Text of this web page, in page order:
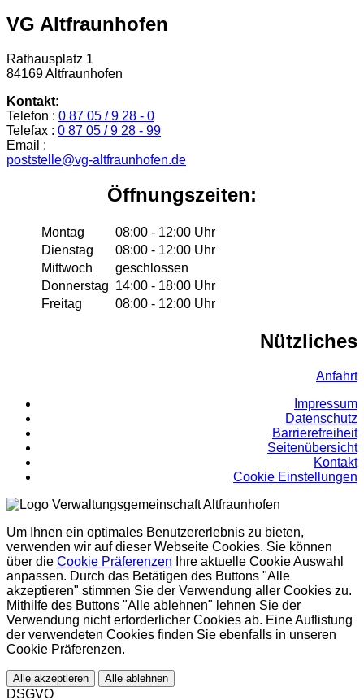
VG Altfraunhofen
Rathausplatz 1
84169 Altfraunhofen
Kontakt:
Telefon : 0 87 05 / 9 28 - 0
Telefax : 0 87 05 / 9 28 - 99
Email :
poststelle@vg-altfraunhofen.de
Öffnungszeiten:
Montag
08:00 - 12:00 Uhr
Dienstag
08:00 - 12:00 Uhr
Mittwoch
geschlossen
Donnerstag 14:00 - 18:00 Uhr
Freitag
08:00 - 12:00 Uhr
Nützliches
Anfahrt
Impressum
Datenschutz
Barrierefreiheit
Seitenübersicht
Kontakt
Cookie Einstellungen
Um Ihnen ein optimales Benutzererlebnis zu bieten,
verwenden wir auf dieser Webseite Cookies. Sie können
über die Cookie Präferenzen Ihre aktuelle Cookie Auswahl
anpassen. Durch das Betätigen des Buttons "Alle
akzeptieren" stimmen Sie der Verwendung aller Cookies zu.
Mithilfe des Buttons "Alle ablehnen" lehnen Sie der
Verwendung nicht erforderlicher Cookies ab. Eine Auflistung
der verwendeten Cookies finden Sie ebenfalls in unseren
Cookie Präferenzen.
Alle akzeptieren Alle ablehnen
DSGVO